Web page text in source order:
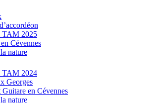
TAM 2025
Cévennes
nature
TAM 2024
Georges
Guitare en Cévennes
nature